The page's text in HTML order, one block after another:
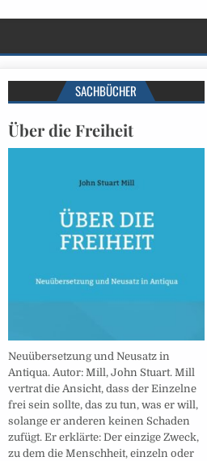
SACHBÜCHER
Über die Freiheit
Neuübersetzung und Neusatz in
Antiqua. Autor: Mill, John Stuart. Mill
vertrat die Ansicht, dass der Einzelne
frei sein sollte, das zu tun, was er will,
solange er anderen keinen Schaden
zufügt. Er erklärte: Der einzige Zweck,
zu dem die Menschheit, einzeln oder